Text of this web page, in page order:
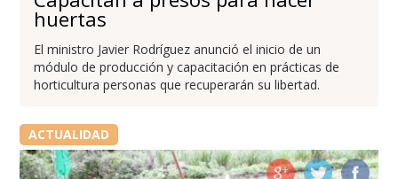
huertas
El ministro Javier Rodríguez anunció el inicio de un
módulo de producción y capacitación en prácticas de
horticultura personas que recuperarán su libertad.
ACTUALIDAD